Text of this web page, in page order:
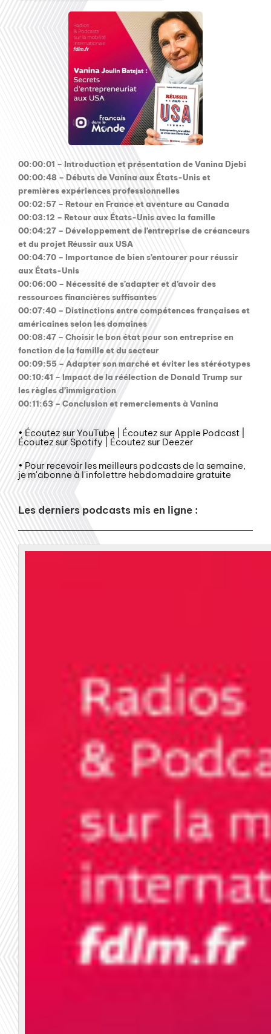
00:00:01 – Introduction et présentation de Vanina Djebi
00:00:48 – Débuts de Vanina aux États-Unis et
premières expériences professionnelles
00:02:57 – Retour en France et aventure au Canada
00:03:12 – Retour aux États-Unis avec la famille
00:04:27 – Développement de l’entreprise de créanceurs
et du projet Réussir aux USA
00:04:70 – Importance de bien s’entourer pour réussir
aux États-Unis
00:06:00 – Nécessité de s’adapter et d’avoir des
ressources financières suffisantes
00:07:40 – Distinctions entre compétences françaises et
américaines selon les domaines
00:08:47 – Choisir le bon état pour son entreprise en
fonction de la famille et du secteur
00:09:55 – Adapter son marché et éviter les stéréotypes
00:10:41 – Impact de la réélection de Donald Trump sur
les règles d’immigration
00:11:63 – Conclusion et remerciements à Vanina
• Écoutez sur YouTube | Écoutez sur Apple Podcast |
Écoutez sur Spotify | Écoutez sur Deezer
• Pour recevoir les meilleurs podcasts de la semaine,
je m'abonne à l'infolettre hebdomadaire gratuite
Les derniers podcasts mis en ligne :